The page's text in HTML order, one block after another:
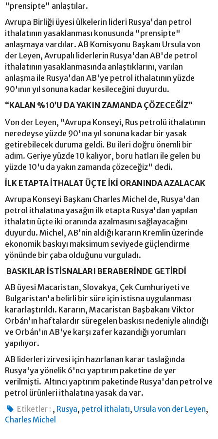
"prensipte" anlaştılar.
Avrupa Birliği üyesi ülkelerin lideri Rusya'dan petrol
ithalatının yasaklanması konusunda "prensipte"
anlaşmaya vardılar. AB Komisyonu Başkanı Ursula von
der Leyen, Avrupalı liderlerin Rusya'dan AB'de petrol
ithalatının yasaklanmasında anlaştıklarını, varılan
anlaşma ile Rusya'dan AB'ye petrol ithalatının yüzde
90'ının yıl sonuna kadar kesileceğini duyurdu.
“KALAN %10’U DA YAKIN ZAMANDA ÇÖZECEĞİZ”
Von der Leyen, "Avrupa Konseyi, Rus petrolü ithalatının
neredeyse yüzde 90'ına yıl sonuna kadar bir yasak
getirebilecek duruma geldi. Bu ileri doğru önemli bir
adım. Geriye yüzde 10 kalıyor, boru hatları ile gelen bu
yüzde 10'u da yakın zamanda çözeceğiz" dedi.
İLK ETAPTA İTHALAT ÜÇTE İKİ ORANINDA AZALACAK
Avrupa Konseyi Başkanı Charles Michel de, Rusya'dan
petrol ithalatına yasağın ilk etapta Rusya'dan yapılan
ithalatın üçte iki oranında azalmasını sağlayacağını
duyurdu. Michel, AB'nin aldığı kararın Kremlin üzerinde
ekonomik baskıyı maksimum seviyede güçlendirme
yönünde bir çaba olduğunu vurguladı.
BASKILAR İSTİSNALARI BERABERİNDE GETİRDİ
AB üyesi Macaristan, Slovakya, Çek Cumhuriyeti ve
Bulgaristan'a belirli bir süre için istisna uygulanması
kararlaştırıldı. Kararın, Macaristan Başbakanı Viktor
Orbán'ın haftalardır süregelen baskısı nedeniyle alındığı
ve Orbán'ın AB'ye karşı zafer kazandığı yorumları
yapılıyor.
AB liderleri zirvesi için hazırlanan karar taslağında
Rusya'ya yönelik 6'ncı yaptırım paketine de yer
verilmişti. Altıncı yaptırım paketinde Rusya'dan petrol ve
petrol ürünleri ithalatına yasak da var.
Etiketler : , Rusya, petrol ithalatı, Ursula von der Leyen,
Charles Michel